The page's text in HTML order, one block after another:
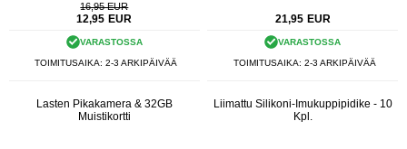
16,95 EUR
12,95 EUR
VARASTOSSA
TOIMITUSAIKA: 2-3 ARKIPÄIVÄÄ
21,95 EUR
VARASTOSSA
TOIMITUSAIKA: 2-3 ARKIPÄIVÄÄ
Lasten Pikakamera & 32GB
Muistikortti
Liimattu Silikoni-Imukuppipidike - 10
Kpl.